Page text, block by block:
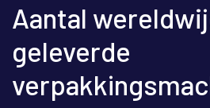
Aantal
geleverde